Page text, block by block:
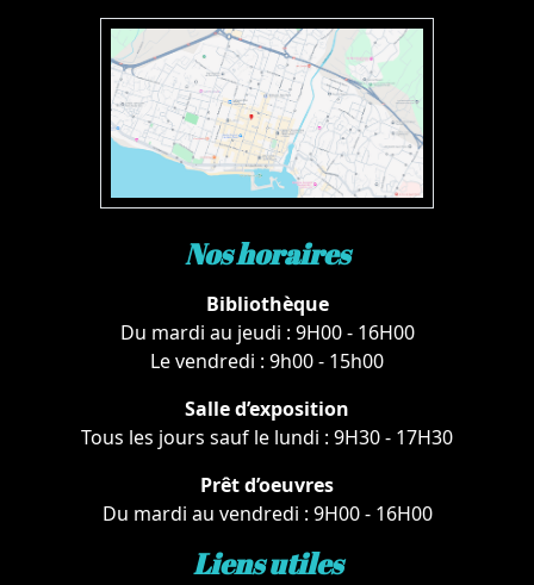
Nos horaires
Bibliothèque
Du mardi au jeudi : 9H00 - 16H00
Le vendredi : 9h00 - 15h00
Salle d’exposition
Tous les jours sauf le lundi : 9H30 - 17H30
Prêt d’oeuvres
Du mardi au vendredi : 9H00 - 16H00
Liens utiles